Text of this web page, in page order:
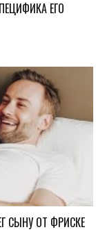
ЕГО
СЫНУ ОТ ФРИСКЕ